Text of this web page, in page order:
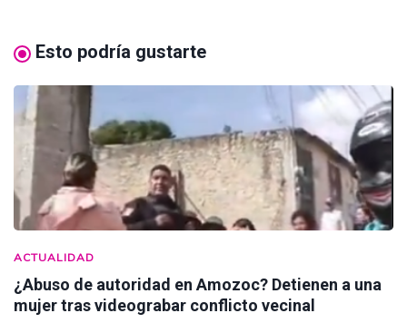
Esto podría gustarte
ACTUALIDAD
¿Abuso de autoridad en Amozoc? Detienen a una
mujer tras videograbar conflicto vecinal